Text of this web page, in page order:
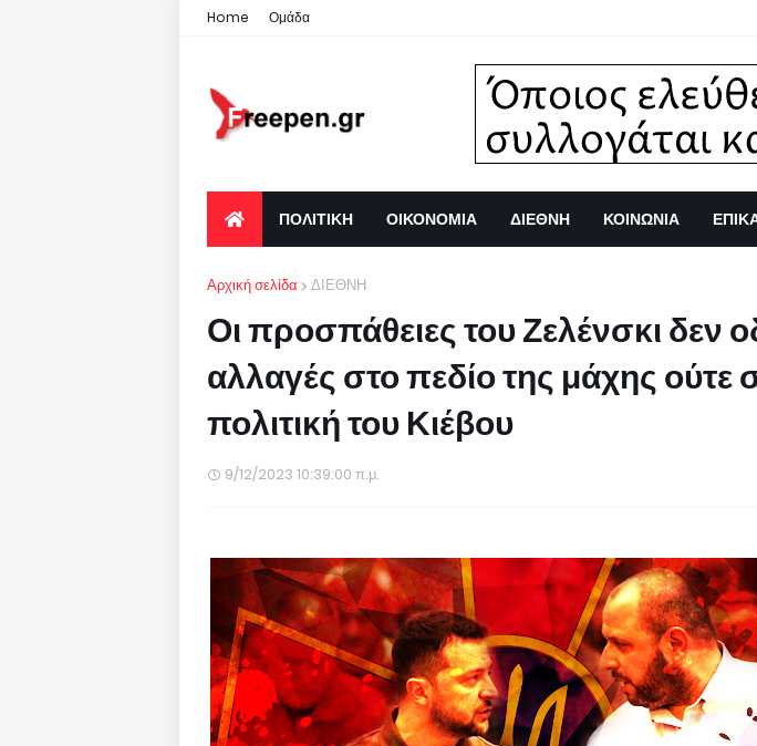
Home Ομάδα
ΠΟΛΙΤΙΚΗ ΟΙΚΟΝΟΜΙΑ ΔΙΕΘΝΗ ΚΟΙΝΩΝΙΑ
Αρχική σελίδα ΔΙΕΘΝΗ
Οι προσπάθειες του Ζελένσκι δεν
αλλαγές στο πεδίο της μάχης ούτε
πολιτική του Κιέβου
9/12/2023 10:39:00 π.μ.